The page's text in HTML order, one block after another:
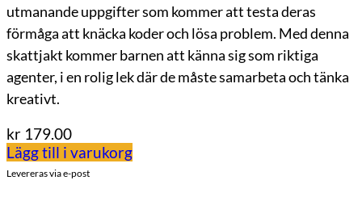
utmanande uppgifter som kommer att testa deras
förmåga att knäcka koder och lösa problem. Med denna
skattjakt kommer barnen att känna sig som riktiga
agenter, i en rolig lek där de måste samarbeta och tänka
kreativt.
kr 179.00
Lägg till i varukorg
Levereras via e-post